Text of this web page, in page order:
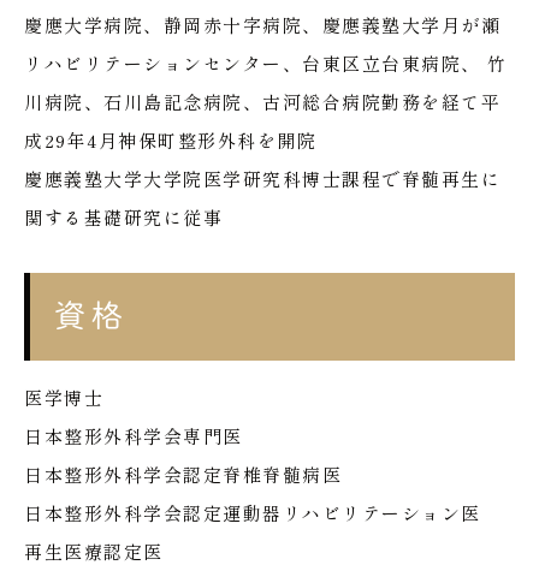
慶應大学病院、静岡赤十字病院、慶應義塾大学月が瀬
リハビリテーションセンター、台東区立台東病院、 竹
川病院、石川島記念病院、古河総合病院勤務を経て平
成29年4月神保町整形外科を開院
慶應義塾大学大学院医学研究科博士課程で脊髄再生に
関する基礎研究に従事
資格
医学博士
日本整形外科学会専門医
日本整形外科学会認定脊椎脊髄病医
日本整形外科学会認定運動器リハビリテーション医
再生医療認定医